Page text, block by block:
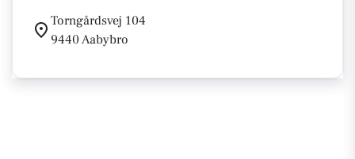
Torngårdsvej 104
9440 Aabybro